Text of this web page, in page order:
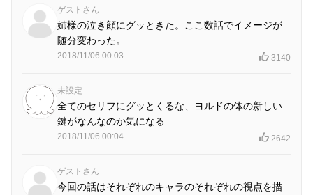
ゲストさん
姉様の泣き顔にグッときた。ここ数話でイメージが
随分変わった。
2018/11/06 00:03 3140
未設定
全てのセリフにグッとくるな、ヨルドの体の新しい
鍵がなんなのか気になる
2018/11/06 00:04 2642
ゲストさん
今回の話はそれぞれのキャラのそれぞれの視点を描